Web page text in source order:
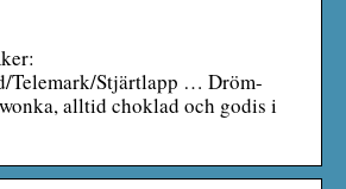
Telemark/Stjärtlapp … Dröm-
alltid choklad och godis i